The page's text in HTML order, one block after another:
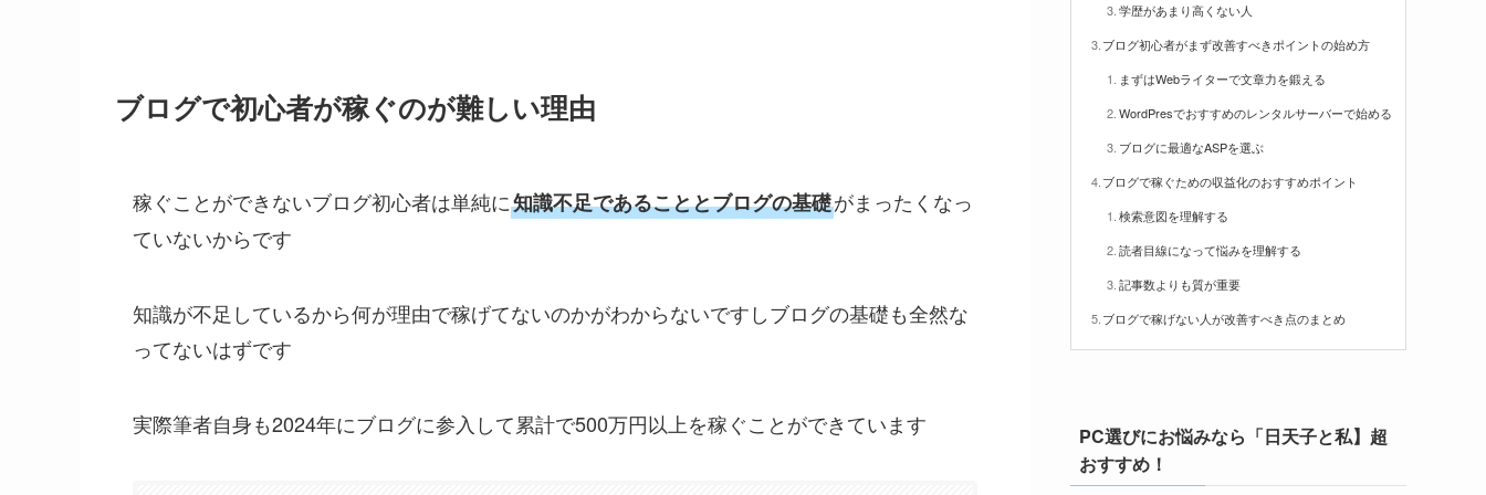
ブログで初心者が稼ぐのが難しい理由
稼ぐことができないブログ初心者は単純に知識不足であることとブログの基礎がまったくなっ
ていないからです
知識が不足しているから何が理由で稼げてないのかがわからないですしブログの基礎も全然な
ってないはずです
実際筆者自身も2024年にブログに参入して累計で500万円以上を稼ぐことができています
学歴があまり高くない人
ブログ初心者がまず改善すべきポイントの始め方
まずはWebライターで文章力を鍛える
WordPresでおすすめのレンタルサーバーで始める
ブログに最適なASPを選ぶ
ブログで稼ぐための収益化のおすすめポイント
検索意図を理解する
読者目線になって悩みを理解する
記事数よりも質が重要
ブログで稼げない人が改善すべき点のまとめ
PC選びにお悩みなら「日天子と私】超
おすすめ！